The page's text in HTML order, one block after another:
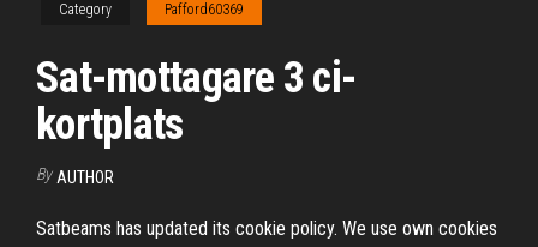
Category Pafford60369
Sat-mottagare 3 ci-
kortplats
By AUTHOR
Satbeams has updated its cookie policy. We use own cookies